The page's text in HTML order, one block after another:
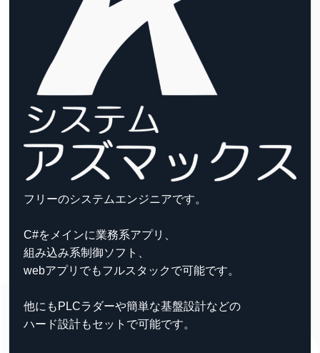
フリーのシステムエンジニアです。
C#をメインに業務系アプリ、
組み込み系制御ソフト、
webアプリでもフルスタックで可能です。
他にもPLCラダーや簡単な基盤設計などの
ハード設計もセットで可能です。